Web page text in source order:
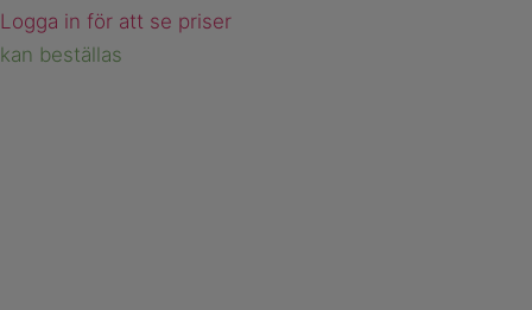
Logga in för att se priser
kan beställas